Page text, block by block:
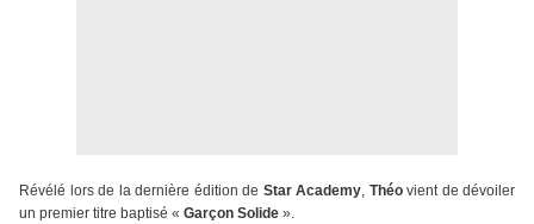
Révélé lors de la dernière édition de Star Academy, Théovient de dévoiler
un premier titre baptisé « Garçon Solide ».